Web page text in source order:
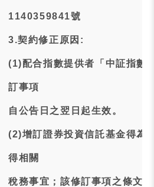
1140359841號
3.契約修正原因:
(1)配合指數提供者「中証指數
訂事項
自公告日之翌日起生效。
(2)增訂證券投資信託基金得為
得相關
稅務事宜；該修訂事項之條文